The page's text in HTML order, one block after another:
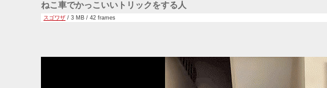
ねこ車でかっこいいトリックをする人
スゴワザ / 3 MB / 42 frames